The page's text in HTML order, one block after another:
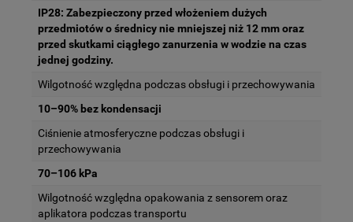
IP28: Zabezpieczony przed włożeniem dużych
przedmiotów o średnicy nie mniejszej niż 12 mm oraz
przed skutkami ciągłego zanurzenia w wodzie na czas
jednej godziny.
Wilgotność względna podczas obsługi i przechowywania
10–90% bez kondensacji
Ciśnienie atmosferyczne podczas obsługi i
przechowywania
70–106 kPa
Wilgotność względna opakowania z sensorem oraz
aplikatora podczas transportu